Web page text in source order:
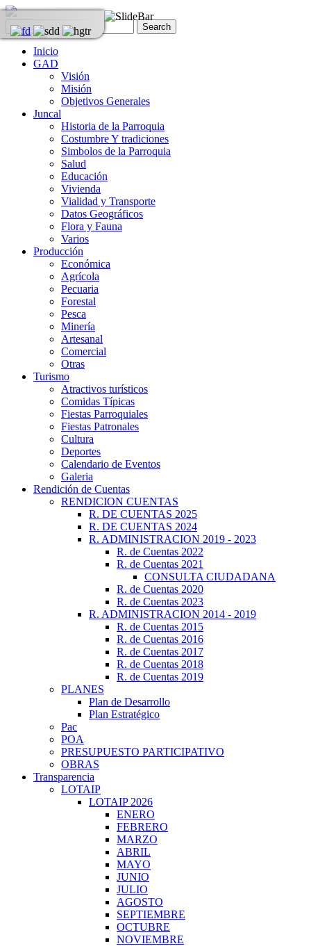
Inicio
GAD
Visión
Misión
Objetivos Generales
Juncal
Historia de la Parroquia
Costumbre Y tradiciones
Simbolos de la Parroquia
Salud
Educación
Vivienda
Vialidad y Transporte
Datos Geográficos
Flora y Fauna
Varios
Producción
Económica
Agrícola
Pecuaria
Forestal
Pesca
Minería
Artesanal
Comercial
Otras
Turismo
Atractivos turísticos
Comidas Típicas
Fiestas Parroquiales
Fiestas Patronales
Cultura
Deportes
Calendario de Eventos
Galeria
Rendición de Cuentas
RENDICION CUENTAS
R. DE CUENTAS 2025
R. DE CUENTAS 2024
R. ADMINISTRACION 2019 - 2023
R. de Cuentas 2022
R. de Cuentas 2021
CONSULTA CIUDADANA
R. de Cuentas 2020
R. de Cuentas 2023
R. ADMINISTRACION 2014 - 2019
R. de Cuentas 2015
R. de Cuentas 2016
R. de Cuentas 2017
R. de Cuentas 2018
R. de Cuentas 2019
PLANES
Plan de Desarrollo
Plan Estratégico
Pac
POA
PRESUPUESTO PARTICIPATIVO
OBRAS
Transparencia
LOTAIP
LOTAIP 2026
ENERO
FEBRERO
MARZO
ABRIL
MAYO
JUNIO
JULIO
AGOSTO
SEPTIEMBRE
OCTUBRE
NOVIEMBRE